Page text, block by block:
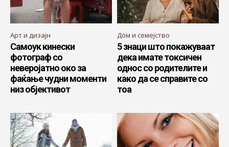
Арт и дизајн
Самоук кинески
фотограф со
неверојатно око за
фаќање чудни моменти
низ објективот
Дом и семејство
5 знаци што покажуваат
дека имате токсичен
однос со родителите и
како да се справите со
тоа